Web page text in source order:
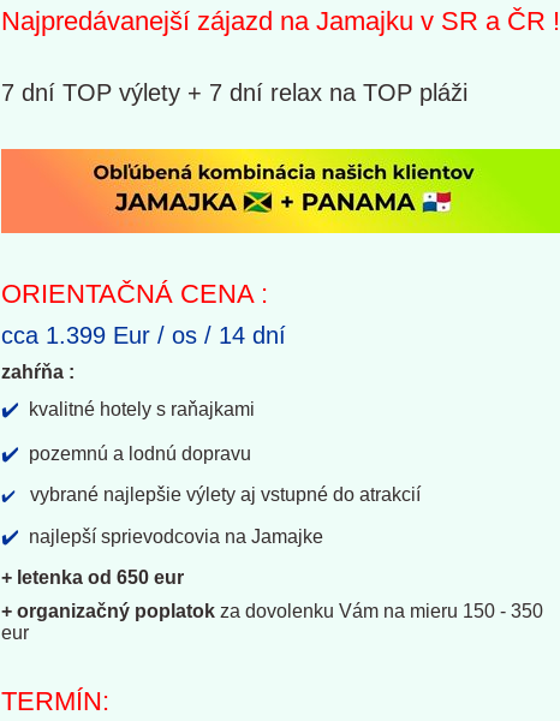
Najpredávanejší zájazd na Jamajku v SR a ČR !
7 dní TOP výlety + 7 dní relax na TOP pláži
ORIENTAČNÁ CENA :
cca 1.399 Eur / os / 14 dní
zahŕňa :
✔️
kvalitné hotely s raňajkami
✔️ pozemnú a lodnú dopravu
✔️ vybrané najlepšie výlety aj vstupné do atrakcií
✔️ najlepší sprievodcovia na Jamajke
+ letenka od 650 eur
+ organizačný poplatok za dovolenku Vám na mieru 150 - 350
eur
TERMÍN: